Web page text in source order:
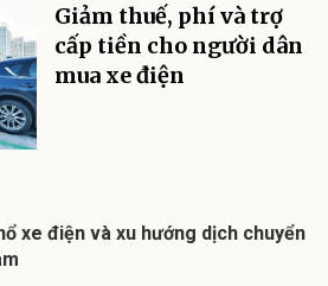
Giảm thuế, phí và trợ
cấp tiền cho người dân
mua xe điện
xe điện và xu hướng dịch chuyển